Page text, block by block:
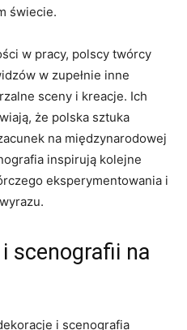
świecie.
w ⁤pracy, polscy twórcy
w zupełnie inne
sceny i kreacje. Ich
że polska sztuka
na‌ międzynarodowej
inspirują​ kolejne
eksperymentowania i
scenografii na
i scenografia